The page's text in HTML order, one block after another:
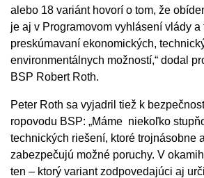
alebo 18 variánt hovorí o tom, že
je aj v Programovom vyhlásení vlády
preskúmavaní ekonomických,
environmentálnych možností,“ dodal
BSP Robert Roth.
Peter Roth sa vyjadril tiež k
ropovodu BSP: „Máme niekoľko
technických riešení, ktoré trojnásobne
zabezpečujú možné poruchy. V
ten – ktorý variant zodpovedajúci aj